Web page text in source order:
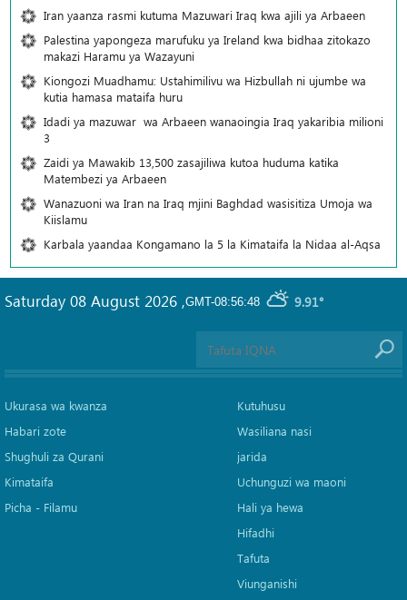
Iran yaanza rasmi kutuma Mazuwari Iraq kwa ajili ya Arbaeen
Palestina yapongeza marufuku ya Ireland kwa bidhaa zitokazo
makazi Haramu ya Wazayuni
Kiongozi Muadhamu: Ustahimilivu wa Hizbullah ni ujumbe wa
kutia hamasa mataifa huru
Idadi ya mazuwar wa Arbaeen wanaoingia Iraq yakaribia milioni
3
Zaidi ya Mawakib 13,500 zasajiliwa kutoa huduma katika
Matembezi ya Arbaeen
Wanazuoni wa Iran na Iraq mjini Baghdad wasisitiza Umoja wa
Kiislamu
Karbala yaandaa Kongamano la 5 la Kimataifa la Nidaa al-Aqsa
GMT-08:56:48 9.91°
Saturday 08 August 2026 ,
Ukurasa wa kwanza
Habari zote
Shughuli za Qurani
Kimataifa
Picha‎ - Filamu‎
Kutuhusu
Wasiliana nasi
jarida
Uchunguzi wa maoni
Hali ya hewa
Hifadhi
Tafuta
Viunganishi